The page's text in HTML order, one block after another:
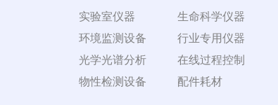
实验室仪器
环境监测设备
光学光谱分析
物性检测设备
生命科学仪器
行业专用仪器
在线过程控制
配件耗材